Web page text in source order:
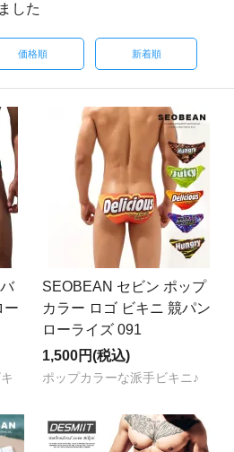
した
価格順 新着順
ー
SEOBEAN セビン ポップ
カラー ロゴ ビキニ 競パン
ローライズ 091
1,500円(税込)
ポップカラーな派手ビキニ♪